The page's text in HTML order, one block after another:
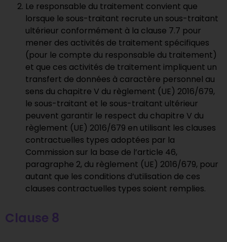
Le responsable du traitement convient que
lorsque le sous-traitant recrute un sous-traitant
ultérieur conformément à la clause 7.7 pour
mener des activités de traitement spécifiques
(pour le compte du responsable du traitement)
et que ces activités de traitement impliquent un
transfert de données à caractère personnel au
sens du chapitre V du règlement (UE) 2016/679,
le sous-traitant et le sous-traitant ultérieur
peuvent garantir le respect du chapitre V du
règlement (UE) 2016/679 en utilisant les clauses
contractuelles types adoptées par la
Commission sur la base de l’article 46,
paragraphe 2, du règlement (UE) 2016/679, pour
autant que les conditions d’utilisation de ces
clauses contractuelles types soient remplies.
Clause 8